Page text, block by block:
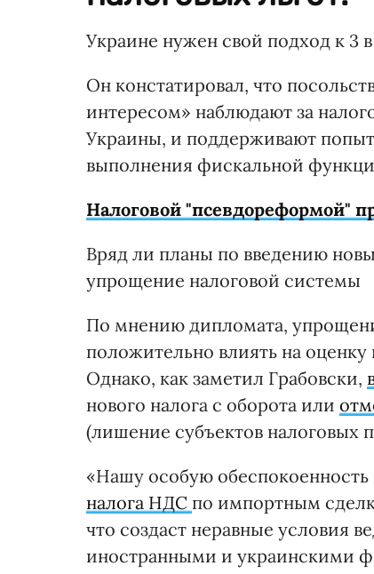
Украине нужен свой подход к 3
Он констатировал, что
интересом» наблюдают за
Украины, и поддерживают
выполнения фискальной
Налоговой "псевдореформой"
Вряд ли планы по введению
упрощение налоговой системы
По мнению дипломата,
положительно влиять на
Однако, как заметил Грабовски,
нового налога с оборота или
(лишение субъектов налоговых
«Нашу особую
налога НДС по импортным
что создаст неравные условия
иностранными и украинскими